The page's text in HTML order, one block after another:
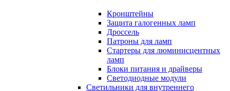
Кронштейны
Защита галогенных ламп
Дроссель
Патроны для ламп
Стартеры для люминисцентных
ламп
Блоки питания и драйверы
Светодиодные модули
Светильники для внутреннего